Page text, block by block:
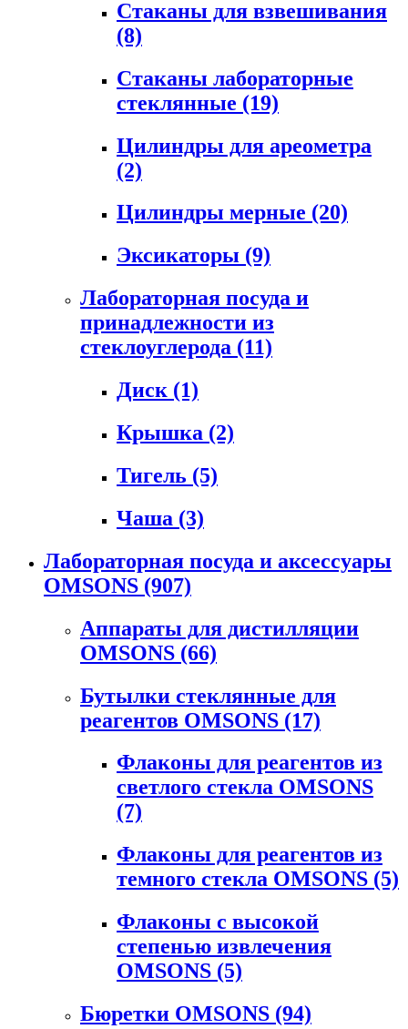
Стаканы для взвешивания
(8)
Стаканы лабораторные
стеклянные (19)
Цилиндры для ареометра
(2)
Цилиндры мерные (20)
Эксикаторы (9)
Лабораторная посуда и
принадлежности из
стеклоуглерода (11)
Диск (1)
Крышка (2)
Тигель (5)
Чаша (3)
Лабораторная посуда и аксессуары
OMSONS (907)
Аппараты для дистилляции
OMSONS (66)
Бутылки стеклянные для
реагентов OMSONS (17)
Флаконы для реагентов из
светлого стекла OMSONS
(7)
Флаконы для реагентов из
темного стекла OMSONS (5)
Флаконы с высокой
степенью извлечения
OMSONS (5)
Бюретки OMSONS (94)